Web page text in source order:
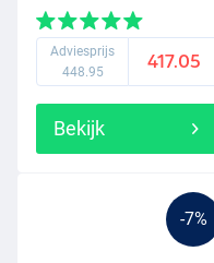
Adviesprijs
448.95
417.05
Bekijk
-7%